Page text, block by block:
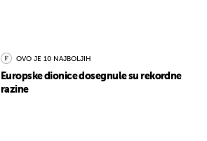
OVO JE 10 NAJBOLJIH
Europske dionice dosegnule su rekordne
razine